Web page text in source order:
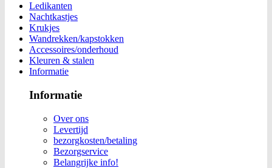
Ledikanten
Nachtkastjes
Krukjes
Wandrekken/kapstokken
Accessoires/onderhoud
Kleuren & stalen
Informatie
Informatie
Over ons
Levertijd
bezorgkosten/betaling
Bezorgservice
Belangrijke info!